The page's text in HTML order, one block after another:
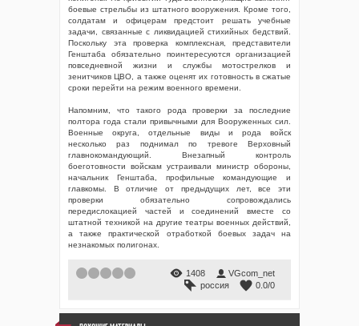
боевые стрельбы из штатного вооружения. Кроме того,
солдатам и офицерам предстоит решать учебные
задачи, связанные с ликвидацией стихийных бедствий.
Поскольку эта проверка комплексная, представители
Генштаба обязательно поинтересуются организацией
повседневной жизни и службы мотострелков и
зенитчиков ЦВО, а также оценят их готовность в сжатые
сроки перейти на режим военного времени.
Напомним, что такого рода проверки за последние
полтора года стали привычными для Вооруженных сил.
Военные округа, отдельные виды и рода войск
несколько раз поднимал по тревоге Верховный
главнокомандующий. Внезапный контроль
боеготовности войскам устраивали министр обороны,
начальник Генштаба, профильные командующие и
главкомы. В отличие от предыдущих лет, все эти
проверки обязательно сопровождались
передислокацией частей и соединений вместе со
штатной техникой на другие театры военных действий,
а также практической отработкой боевых задач на
незнакомых полигонах.
1 2 3 4 1408
VGcom_net
россия
0.0/0